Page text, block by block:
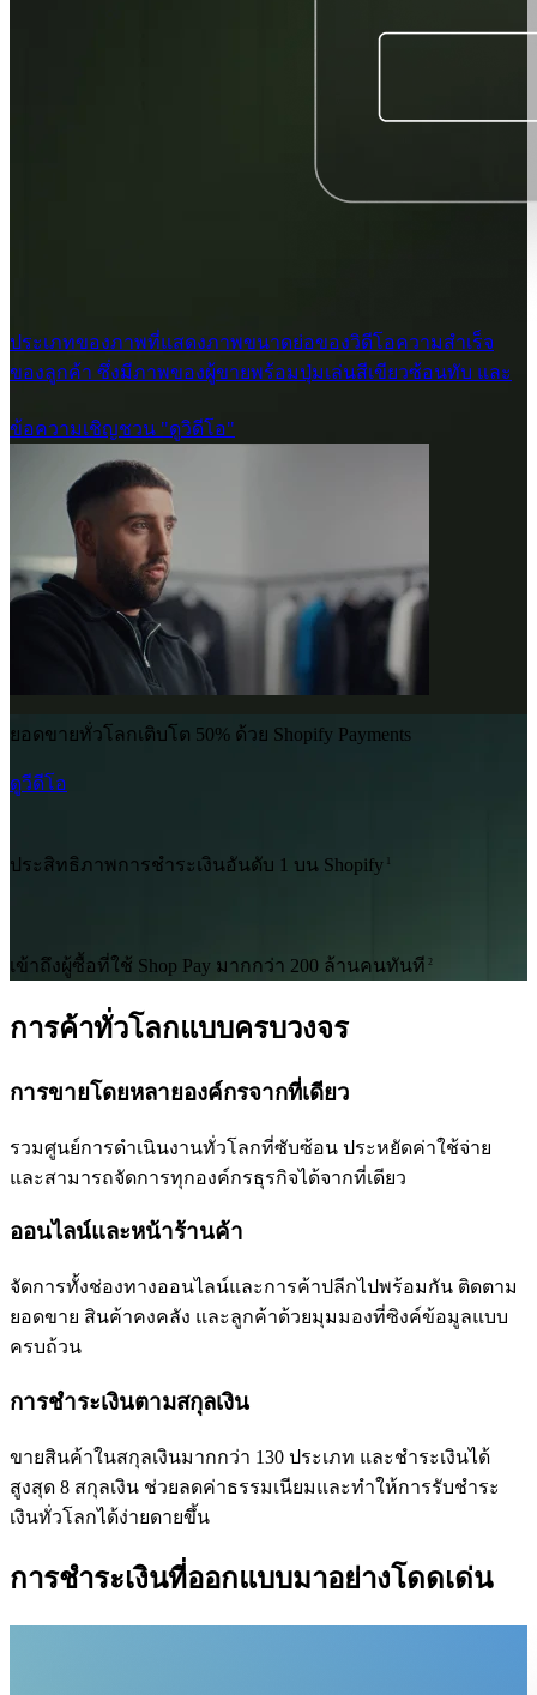
ประเภทของภาพที่แสดงภาพขนาดย่อของวิดีโอความสำเร็จ
ของลูกค้า ซึ่งมีภาพของผู้ขายพร้อมปุ่มเล่นสีเขียวซ้อนทับ และ
ข้อความเชิญชวน "ดูวิดีโอ"
ยอดขายทั่วโลกเติบโต 50% ด้วย Shopify Payments
ดูวีดีโอ
ประสิทธิภาพการชำระเงินอันดับ 1 บน Shopify
เข้าถึงผู้ซื้อที่ใช้ Shop Pay มากกว่า 200 ล้านคนทันที 2
การค้าทั่วโลกแบบครบวงจร
การขายโดยหลายองค์กรจากที่เดียว
รวมศูนย์การดำเนินงานทั่วโลกที่ซับซ้อน ประหยัดค่าใช้จ่าย
และสามารถจัดการทุกองค์กรธุรกิจได้จากที่เดียว
ออนไลน์และหน้าร้านค้า
จัดการทั้งช่องทางออนไลน์และการค้าปลีกไปพร้อมกัน ติดตาม
ยอดขาย สินค้าคงคลัง และลูกค้าด้วยมุมมองที่ซิงค์ข้อมูลแบบ
ครบถ้วน
การชำระเงินตามสกุลเงิน
ขายสินค้าในสกุลเงินมากกว่า 130 ประเภท และชำระเงินได้
สูงสุด 8 สกุลเงิน ช่วยลดค่าธรรมเนียมและทำให้การรับชำระ
เงินทั่วโลกได้ง่ายดายขึ้น
การชำระเงินที่ออกแบบมาอย่างโดดเด่น